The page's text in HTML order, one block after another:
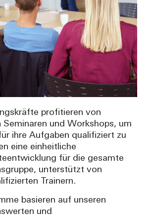
profitieren von
Seminaren und Workshops, um
ihre Aufgaben qualifiziert zu
eine einheitliche
für die gesamte
unterstützt von
Trainern.
basieren auf unseren
und